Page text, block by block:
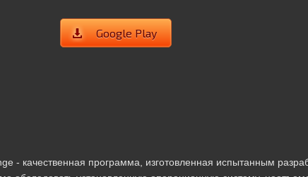
Google Play
- качественная программа, изготовленная испытанным